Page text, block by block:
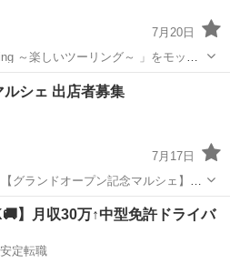
7月20日
～楽しいツーリング～ 」をモット
的としたツーリングを開催するサー
部・番外編として「第2回 Mepa
キャンプ場
ルシェ 出店者募集
7月17日
グランドオープン記念マルシェ】に
📅 日程：2026年10月3日(土)・4日(日) ...
マルシェ
】月収30万↑中型免許ドライバ
定転職